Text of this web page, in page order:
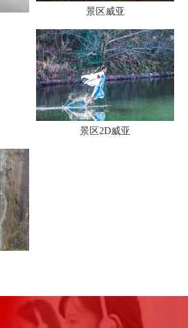
景区威亚
景区2D威亚